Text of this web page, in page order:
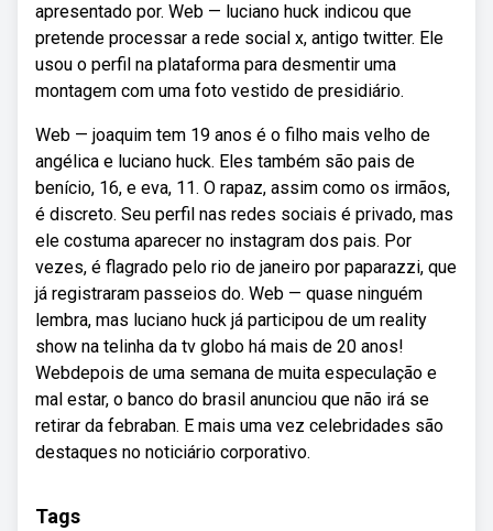
apresentado por. Web — luciano huck indicou que
pretende processar a rede social x, antigo twitter. Ele
usou o perfil na plataforma para desmentir uma
montagem com uma foto vestido de presidiário.
Web — joaquim tem 19 anos é o filho mais velho de
angélica e luciano huck. Eles também são pais de
benício, 16, e eva, 11. O rapaz, assim como os irmãos,
é discreto. Seu perfil nas redes sociais é privado, mas
ele costuma aparecer no instagram dos pais. Por
vezes, é flagrado pelo rio de janeiro por paparazzi, que
já registraram passeios do. Web — quase ninguém
lembra, mas luciano huck já participou de um reality
show na telinha da tv globo há mais de 20 anos!
Webdepois de uma semana de muita especulação e
mal estar, o banco do brasil anunciou que não irá se
retirar da febraban. E mais uma vez celebridades são
destaques no noticiário corporativo.
Tags